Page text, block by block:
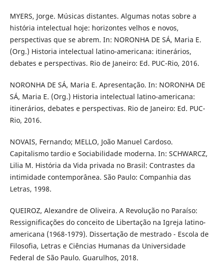
MYERS, Jorge. Músicas distantes. Algumas notas sobre a
história intelectual hoje: horizontes velhos e novos,
perspectivas que se abrem. In: NORONHA DE SÁ, Maria E.
(Org.) Historia intelectual latino-americana: itinerários,
debates e perspectivas. Rio de Janeiro: Ed. PUC-Rio, 2016.
NORONHA DE SÁ, Maria E. Apresentação. In: NORONHA DE
SÁ, Maria E. (Org.) Historia intelectual latino-americana:
itinerários, debates e perspectivas. Rio de Janeiro: Ed. PUC-
Rio, 2016.
NOVAIS, Fernando; MELLO, João Manuel Cardoso.
Capitalismo tardio e Sociabilidade moderna. In: SCHWARCZ,
Lilia M. História da Vida privada no Brasil: Contrastes da
intimidade contemporânea. São Paulo: Companhia das
Letras, 1998.
QUEIROZ, Alexandre de Oliveira. A Revolução no Paraíso:
Ressignificações do conceito de Libertação na Igreja latino-
americana (1968-1979). Dissertação de mestrado - Escola de
Filosofia, Letras e Ciências Humanas da Universidade
Federal de São Paulo. Guarulhos, 2018.